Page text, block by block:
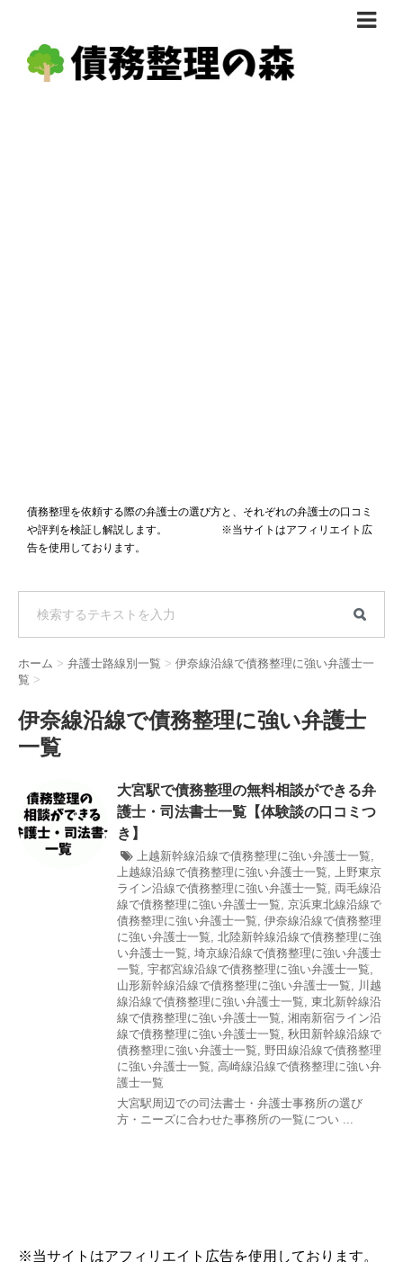
債務整理体験談
債務整理を依頼する際の弁護士の選び方と、それぞれの弁護士の口コミ
や評判を検証し解説します。 ※当サイトはアフィリエイト広
告を使用しております。
ホーム > 弁護士路線別一覧 > 伊奈線沿線で債務整理に強い弁護士一
覧 >
伊奈線沿線で債務整理に強い弁護士
一覧
大宮駅で債務整理の無料相談ができる弁
護士・司法書士一覧【体験談の口コミつ
き】
上越新幹線沿線で債務整理に強い弁護士一覧,
上越線沿線で債務整理に強い弁護士一覧, 上野東京
ライン沿線で債務整理に強い弁護士一覧, 両毛線沿
線で債務整理に強い弁護士一覧, 京浜東北線沿線で
債務整理に強い弁護士一覧, 伊奈線沿線で債務整理
に強い弁護士一覧, 北陸新幹線沿線で債務整理に強
い弁護士一覧, 埼京線沿線で債務整理に強い弁護士
一覧, 宇都宮線沿線で債務整理に強い弁護士一覧,
山形新幹線沿線で債務整理に強い弁護士一覧, 川越
線沿線で債務整理に強い弁護士一覧, 東北新幹線沿
線で債務整理に強い弁護士一覧, 湘南新宿ライン沿
線で債務整理に強い弁護士一覧, 秋田新幹線沿線で
債務整理に強い弁護士一覧, 野田線沿線で債務整理
に強い弁護士一覧, 高崎線沿線で債務整理に強い弁
護士一覧
大宮駅周辺での司法書士・弁護士事務所の選び
方・ニーズに合わせた事務所の一覧につい ...
※当サイトはアフィリエイト広告を使用しております。